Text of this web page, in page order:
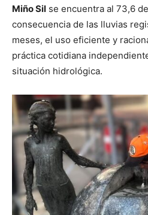
Miño Sil se encuentra al 73,6
consecuencia de las lluvias
meses, el uso eficiente y
práctica cotidiana
situación hidrológica.